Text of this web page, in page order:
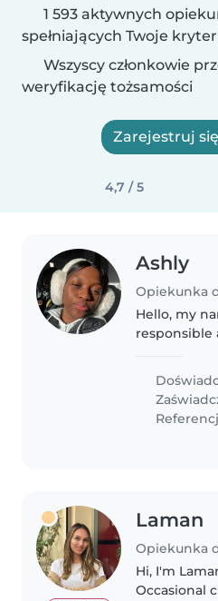
1 593 aktywnych
spełniających Twoje
Wszyscy członkowie
weryfikację tożsamości
Zarejestruj
4,7 / 5
Ashly
Hello, my
responsible
children
and
feeding,
Laman
Hi, I'm Laman 😊 I
Occasional